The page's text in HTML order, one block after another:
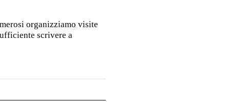
organizziamo visite
scrivere a